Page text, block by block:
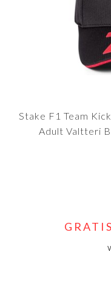
Stake F1 Team
Adult Valtteri